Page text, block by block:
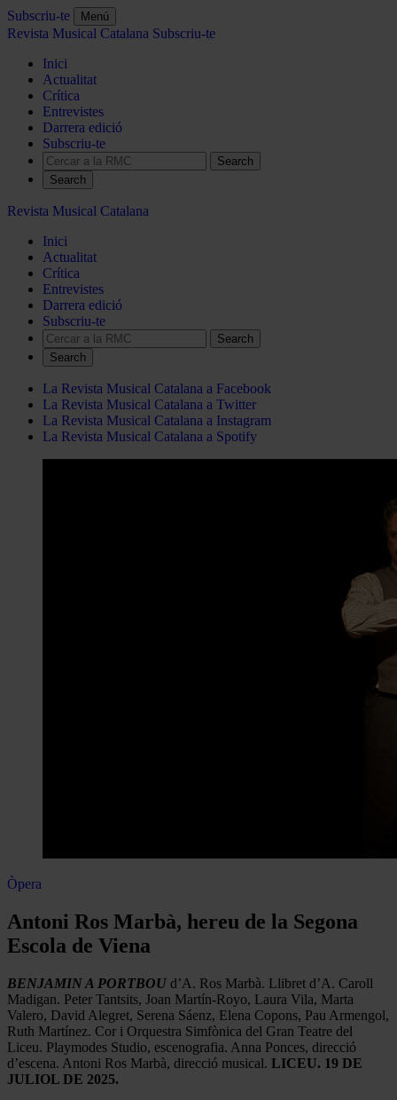
Subscriu-te Menú
Revista Musical Catalana Subscriu-te
Inici
Actualitat
Crítica
Entrevistes
Darrera edició
Subscriu-te
Search
Revista Musical Catalana
Inici
Actualitat
Crítica
Entrevistes
Darrera edició
Subscriu-te
Search
La Revista Musical Catalana a Facebook
La Revista Musical Catalana a Twitter
La Revista Musical Catalana a Instagram
La Revista Musical Catalana a Spotify
Òpera
Antoni Ros Marbà, hereu de la Segona
Escola de Viena
BENJAMIN A PORTBOU d’A. Ros Marbà. Llibret d’A. Caroll
Madigan. Peter Tantsits, Joan Martín-Royo, Laura Vila, Marta
Valero, David Alegret, Serena Sáenz, Elena Copons, Pau Armengol,
Ruth Martínez. Cor i Orquestra Simfònica del Gran Teatre del
Liceu. Playmodes Studio, escenografia. Anna Ponces, direcció
d’escena. Antoni Ros Marbà, direcció musical. LICEU. 19 DE
JULIOL DE 2025.